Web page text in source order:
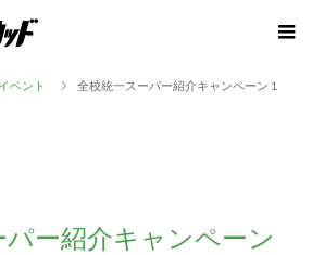
イベント
全校統一スーパー紹介キャンペーン１
ー紹介キャンペーン